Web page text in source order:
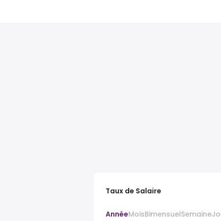
Taux de Salaire
AnnéeMoisBimensuelSemaine